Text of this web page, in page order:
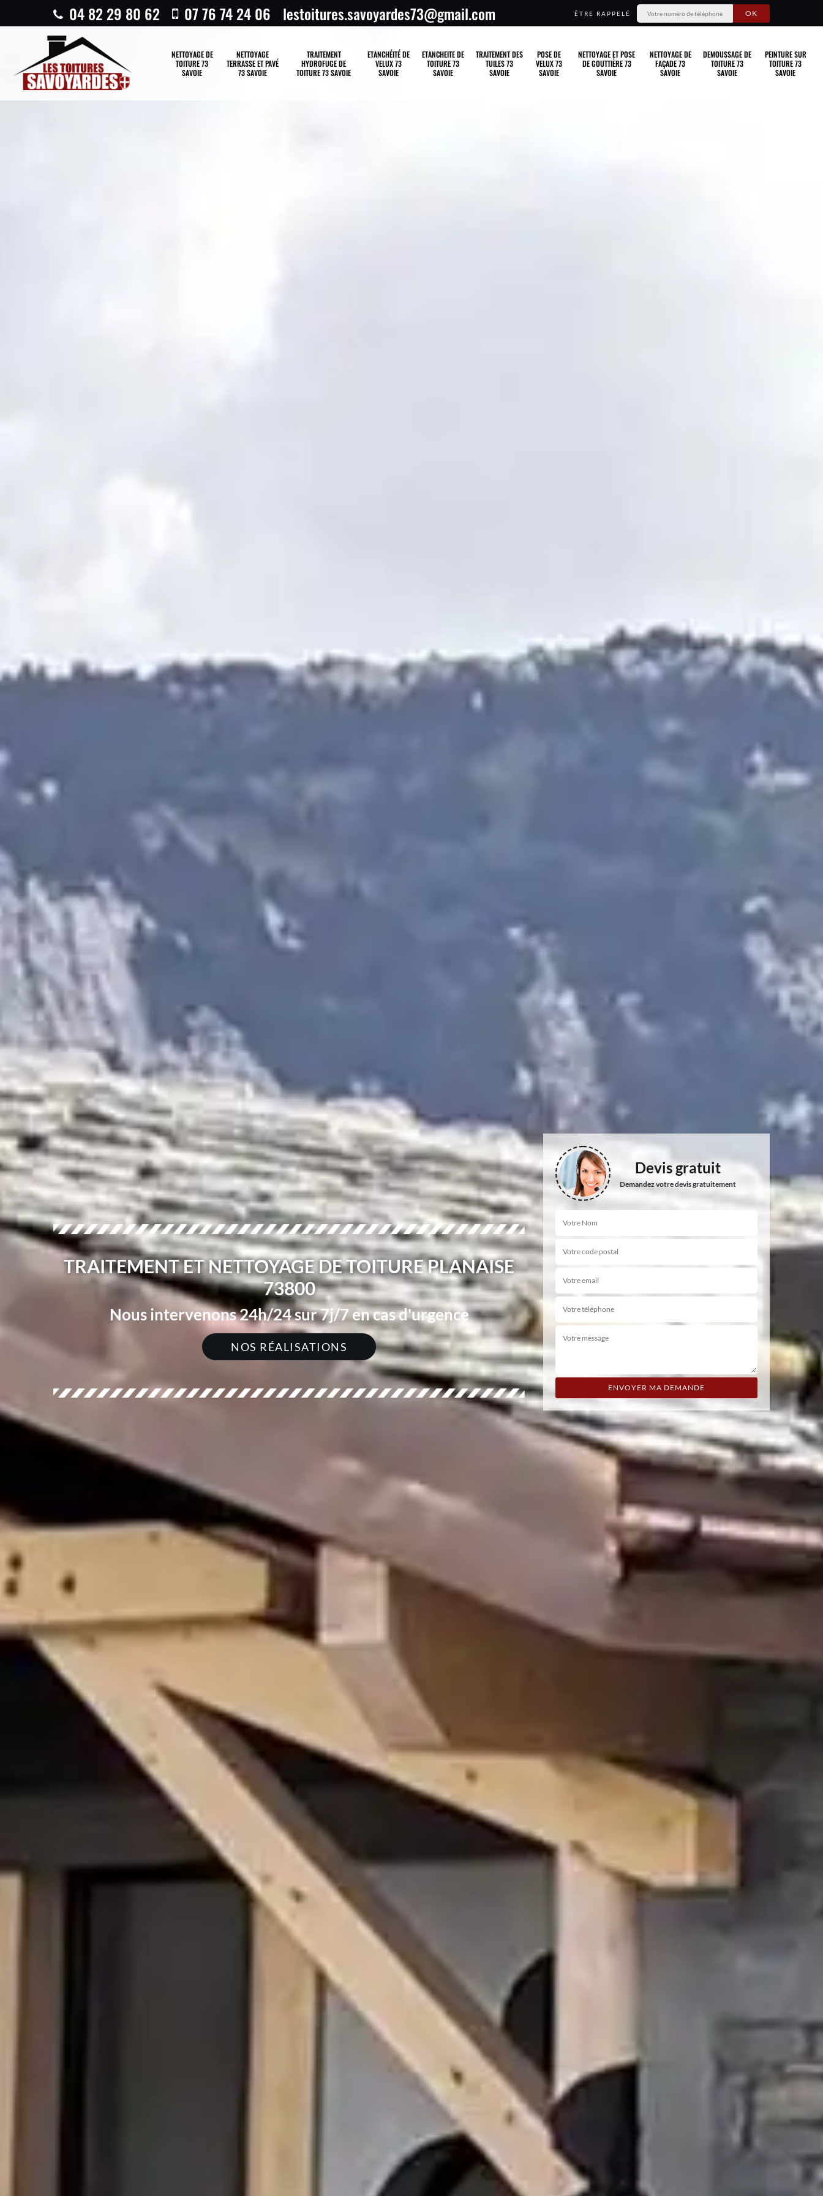
04 82 29 80 62 07 76 74 24 06 lestoitures.savoyardes73@gmail.com ÊTRE RAPPELÉ
NETTOYAGE DE
TOITURE 73
SAVOIE
NETTOYAGE
TERRASSE ET PAVÉ
73 SAVOIE
TRAITEMENT
HYDROFUGE DE
TOITURE 73 SAVOIE
ETANCHÉITÉ DE
VELUX 73
SAVOIE
ETANCHEITE DE
TOITURE 73
SAVOIE
TRAITEMENT DES
TUILES 73
SAVOIE
POSE DE
VELUX 73
SAVOIE
NETTOYAGE ET POSE
DE GOUTTIÈRE 73
SAVOIE
NETTOYAGE DE
FAÇADE 73
SAVOIE
DEMOUSSAGE DE
TOITURE 73
SAVOIE
PEINTURE SUR
TOITURE 73
SAVOIE
TRAITEMENT ET NETTOYAGE DE TOITURE PLANAISE
73800
Nous intervenons 24h/24 sur 7j/7 en cas d'urgence
NOS RÉALISATIONS
Devis gratuit
Demandez votre devis gratuitement